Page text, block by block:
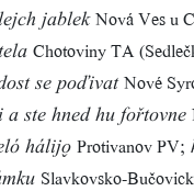
jablek Nová Ves u
Chotoviny TA
se poďivat Nové
a ste hned hu fořtovne
hálij Protivanov PV;
Slavkovsko-